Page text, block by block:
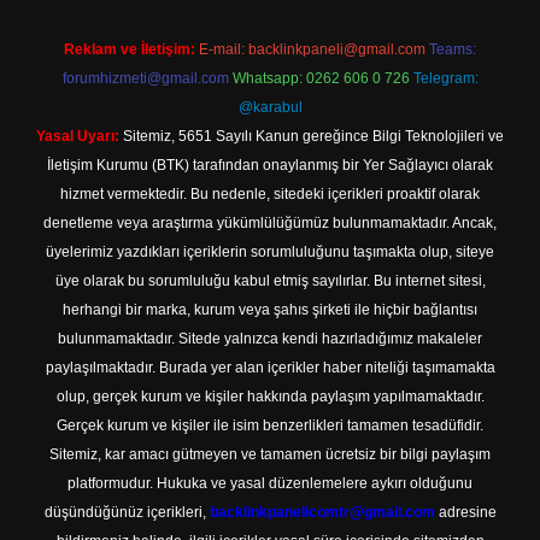
Reklam ve İletişim: E-mail: backlinkpaneli@gmail.com Teams:
forumhizmeti@gmail.com Whatsapp: 0262 606 0 726 Telegram:
@karabul
Yasal Uyarı: Sitemiz, 5651 Sayılı Kanun gereğince Bilgi Teknolojileri ve
İletişim Kurumu (BTK) tarafından onaylanmış bir Yer Sağlayıcı olarak
hizmet vermektedir. Bu nedenle, sitedeki içerikleri proaktif olarak
denetleme veya araştırma yükümlülüğümüz bulunmamaktadır. Ancak,
üyelerimiz yazdıkları içeriklerin sorumluluğunu taşımakta olup, siteye
üye olarak bu sorumluluğu kabul etmiş sayılırlar. Bu internet sitesi,
herhangi bir marka, kurum veya şahıs şirketi ile hiçbir bağlantısı
bulunmamaktadır. Sitede yalnızca kendi hazırladığımız makaleler
paylaşılmaktadır. Burada yer alan içerikler haber niteliği taşımamakta
olup, gerçek kurum ve kişiler hakkında paylaşım yapılmamaktadır.
Gerçek kurum ve kişiler ile isim benzerlikleri tamamen tesadüfidir.
Sitemiz, kar amacı gütmeyen ve tamamen ücretsiz bir bilgi paylaşım
platformudur. Hukuka ve yasal düzenlemelere aykırı olduğunu
düşündüğünüz içerikleri, backlinkpanelicomtr@gmail.com adresine